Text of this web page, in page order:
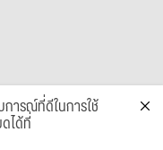
ารณ์ที่ดีในการใช้
ได้ที่